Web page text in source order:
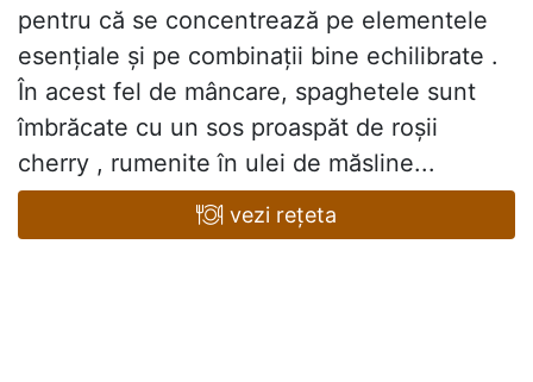
pentru că se concentrează pe elementele
esențiale și pe combinații bine echilibrate .
În acest fel de mâncare, spaghetele sunt
îmbrăcate cu un sos proaspăt de roșii
cherry , rumenite în ulei de măsline...
vezi rețeta